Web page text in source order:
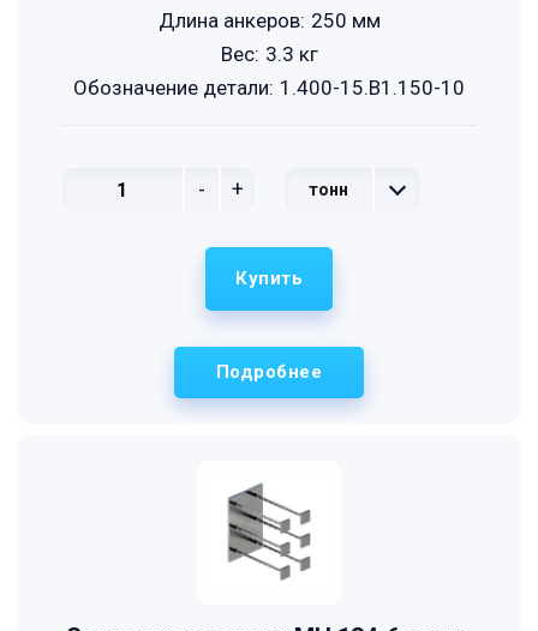
- + тонн
Длина анкеров: 250 мм
Вес: 3.3 кг
Обозначение детали: 1.400-15.B1.150-10
Подробнее
Купить